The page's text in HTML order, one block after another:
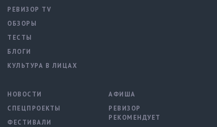
РЕВИЗОР TV
ОБЗОРЫ
ТЕСТЫ
БЛОГИ
КУЛЬТУРА В ЛИЦАХ
НОВОСТИ
СПЕЦПРОЕКТЫ
ФЕСТИВАЛИ
АФИША
РЕВИЗОР
РЕКОМЕНДУЕТ